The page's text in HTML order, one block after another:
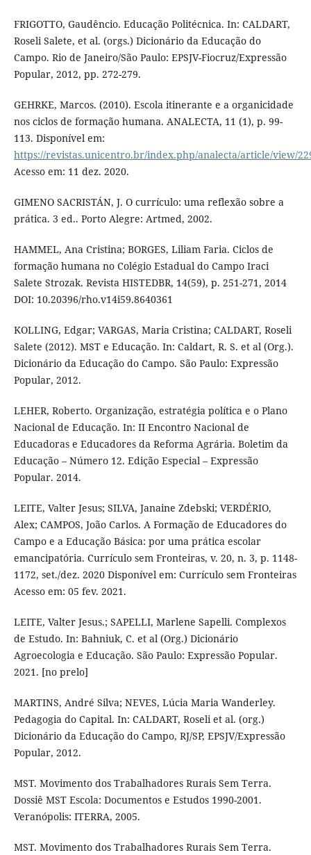
FRIGOTTO, Gaudêncio. Educação Politécnica. In: CALDART,
Roseli Salete, et al. (orgs.) Dicionário da Educação do
Campo. Rio de Janeiro/São Paulo: EPSJV-Fiocruz/Expressão
Popular, 2012, pp. 272-279.
GEHRKE, Marcos. (2010). Escola itinerante e a organicidade
nos ciclos de formação humana. ANALECTA, 11 (1), p. 99-
113. Disponível em:
https://revistas.unicentro.br/index.php/analecta/article/view/
Acesso em: 11 dez. 2020.
GIMENO SACRISTÁN, J. O currículo: uma reflexão sobre a
prática. 3 ed.. Porto Alegre: Artmed, 2002.
HAMMEL, Ana Cristina; BORGES, Liliam Faria. Ciclos de
formação humana no Colégio Estadual do Campo Iraci
Salete Strozak. Revista HISTEDBR, 14(59), p. 251-271, 2014
DOI: 10.20396/rho.v14i59.8640361
KOLLING, Edgar; VARGAS, Maria Cristina; CALDART, Roseli
Salete (2012). MST e Educação. In: Caldart, R. S. et al (Org.).
Dicionário da Educação do Campo. São Paulo: Expressão
Popular, 2012.
LEHER, Roberto. Organização, estratégia política e o Plano
Nacional de Educação. In: II Encontro Nacional de
Educadoras e Educadores da Reforma Agrária. Boletim da
Educação – Número 12. Edição Especial – Expressão
Popular. 2014.
LEITE, Valter Jesus; SILVA, Janaine Zdebski; VERDÉRIO,
Alex; CAMPOS, João Carlos. A Formação de Educadores do
Campo e a Educação Básica: por uma prática escolar
emancipatória. Currículo sem Fronteiras, v. 20, n. 3, p. 1148-
1172, set./dez. 2020 Disponível em: Currículo sem Fronteiras
Acesso em: 05 fev. 2021.
LEITE, Valter Jesus.; SAPELLI, Marlene Sapelli. Complexos
de Estudo. In: Bahniuk, C. et al (Org.) Dicionário
Agroecologia e Educação. São Paulo: Expressão Popular.
2021. [no prelo]
MARTINS, André Silva; NEVES, Lúcia Maria Wanderley.
Pedagogia do Capital. In: CALDART, Roseli et al. (org.)
Dicionário da Educação do Campo, RJ/SP, EPSJV/Expressão
Popular, 2012.
MST. Movimento dos Trabalhadores Rurais Sem Terra.
Dossiê MST Escola: Documentos e Estudos 1990-2001.
Veranópolis: ITERRA, 2005.
MST. Movimento dos Trabalhadores Rurais Sem Terra.